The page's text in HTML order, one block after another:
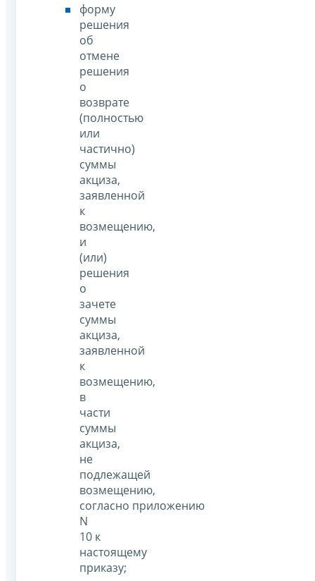
форму
решения
об
отмене
решения
о
возврате
(полностью
или
частично)
суммы
акциза,
заявленной
к
возмещению,
и
(или)
решения
о
зачете
суммы
акциза,
заявленной
к
возмещению,
в
части
суммы
акциза,
не
подлежащей
возмещению,
согласно приложению
N
10 к
настоящему
приказу;